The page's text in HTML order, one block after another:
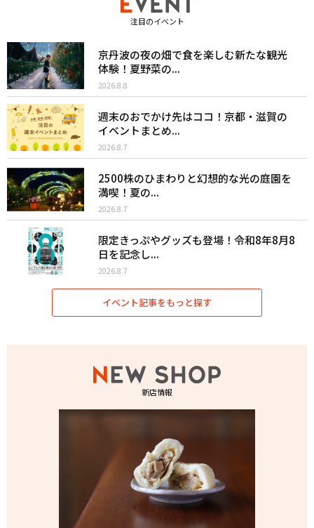
注目のイベント
京丹波の夜の畑で食を楽しむ新たな観光
体験！夏野菜の...
2026.8.8
週末のおでかけ先はココ！京都・滋賀の
イベントまとめ...
2026.8.7
2500株のひまわりと幻想的な光の庭園を
満喫！夏の...
2026.8.7
限定きっぷやグッズも登場！令和8年8月8
日を記念し...
2026.8.7
イベント記事をもっと探す
新店情報